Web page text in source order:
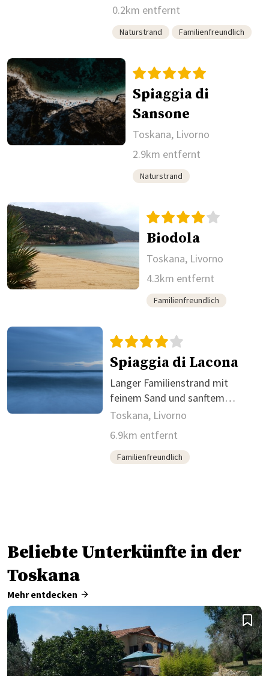
0.2km entfernt
Naturstrand Familienfreundlich
Spiaggia di
Sansone
Toskana, Livorno
2.9km entfernt
Naturstrand
Biodola
Toskana, Livorno
4.3km entfernt
Familienfreundlich
Spiaggia di Lacona
Langer Familienstrand mit
feinem Sand und sanftem
Einstieg
Toskana, Livorno
6.9km entfernt
Familienfreundlich
Beliebte Unterkünfte in der
Toskana
Mehr entdecken